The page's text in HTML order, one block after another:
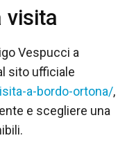
visita
Vespucci a
sito ufficiale
a-bordo-ortona/,
e scegliere una